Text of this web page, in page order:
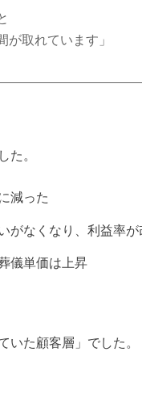
が取れています」
た。
減った
がなくなり、利益率が
儀単価は上昇
いた顧客層」でした。